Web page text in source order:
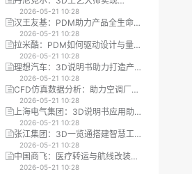
MBOM/SOP编辑效率大幅提升
2026-05-21 10:28
汉王友基：PDM助力产品全生命周
期项目管理
2026-05-21 10:28
拉米酷：PDM如何驱动设计与量产
环节的变更协同提效
2026-05-21 10:28
理想汽车：3D说明书助力打造产品
配置器，加速生产进程
2026-05-21 10:28
CFD仿真数据分析：助力空调厂商
提升设计与市场沟通效率
2026-05-21 10:28
上海电气集团：3D说明书应用助力
工厂设备状态监测
2026-05-21 10:28
张江集团：3D一览通搭建智慧工地
平台，助力智能建造与设计协同
2026-05-21 10:28
中国商飞：医疗转运与航线改装仿
真平台提升培训与设计效率
2026-05-21 10:28